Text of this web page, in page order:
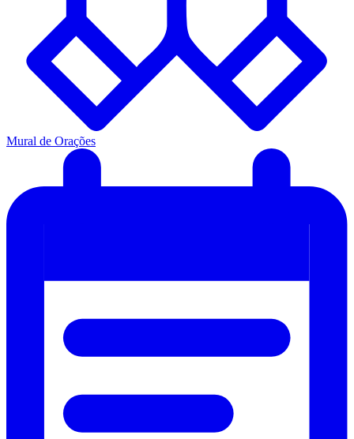
Mural de Orações